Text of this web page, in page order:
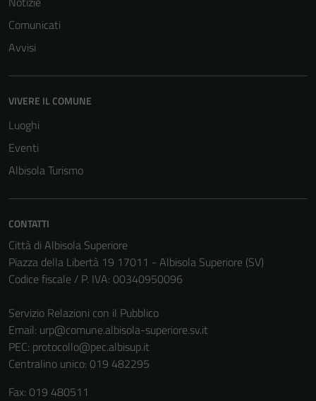
Comunicati
Avvisi
VIVERE IL COMUNE
Luoghi
Eventi
Albisola Turismo
CONTATTI
Città di Albisola Superiore
Piazza della Libertà 19 17011 - Albisola Superiore (SV)
Codice fiscale / P. IVA: 00340950096
Servizio Relazioni con il Pubblico
Email: urp@comune.albisola-superiore.sv.it
PEC: protocollo@pec.albisup.it
Centralino unico: 019 482295
Fax: 019 480511